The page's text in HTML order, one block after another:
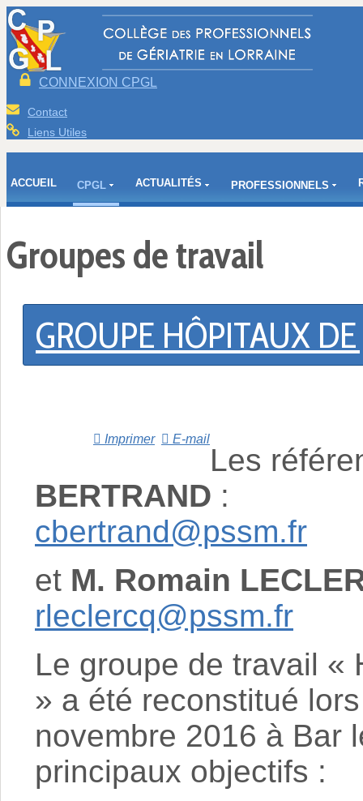
CONNEXION CPGL
Contact
Liens Utiles
ACCUEIL CPGL ACTUALITÉS PROFESSIONNELS
Groupes de travail
GROUPE HÔPITAUX DE
Imprimer E-mail
Les
BERTRAND :
cbertrand@pssm.fr
et M. Romain
rleclercq@pssm.fr
Le groupe de travail «
» a été reconstitué
novembre 2016 à Bar
principaux objectifs :